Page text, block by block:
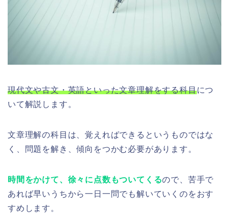
現代文や古文・英語といった文章理解をする科目につ
いて解説します。
文章理解の科目は、覚えればできるというものではな
く、問題を解き、傾向をつかむ必要があります。
時間をかけて、徐々に点数もついてくるので、苦手で
あれば早いうちから一日一問でも解いていくのをおす
すめします。